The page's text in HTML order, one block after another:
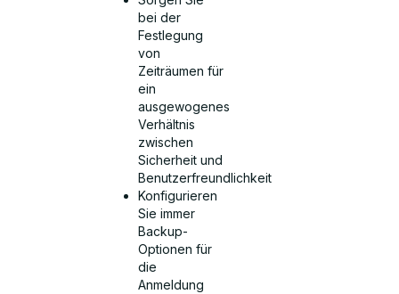
bei der
Festlegung
von
Zeiträumen für
ein
ausgewogenes
Verhältnis
zwischen
Sicherheit und
Benutzerfreundlichkeit
Konfigurieren
Sie immer
Backup-
Optionen für
die
Anmeldung